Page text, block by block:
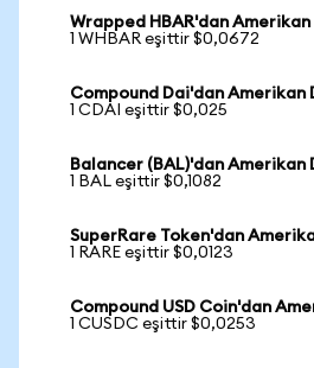
Wrapped HBAR'dan Amerikan
1 WHBAR eşittir $0,0672
Compound Dai'dan Amerikan
1 CDAI eşittir $0,025
Balancer (BAL)'dan Amerikan
1 BAL eşittir $0,1082
SuperRare Token'dan
1 RARE eşittir $0,0123
Compound USD Coin'dan
1 CUSDC eşittir $0,0253